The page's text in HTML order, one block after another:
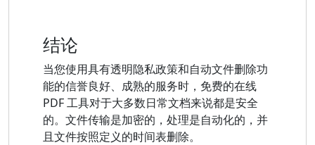
结论
当您使用具有透明隐私政策和自动文件删除功
能的信誉良好、成熟的服务时，免费的在线
PDF 工具对于大多数日常文档来说都是安全
的。文件传输是加密的，处理是自动化的，并
且文件按照定义的时间表删除。